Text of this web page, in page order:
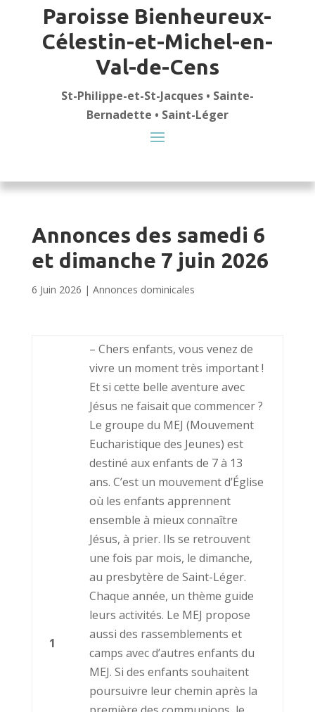
Paroisse Bienheureux-
Célestin-et-Michel-en-
Val-de-Cens
St-Philippe-et-St-Jacques • Sainte-
Bernadette • Saint-Léger
Annonces des samedi 6
et dimanche 7 juin 2026
6 Juin 2026 | Annonces dominicales
1
– Chers enfants, vous venez de
vivre un moment très important !
Et si cette belle aventure avec
Jésus ne faisait que commencer ?
Le groupe du MEJ (Mouvement
Eucharistique des Jeunes) est
destiné aux enfants de 7 à 13
ans. C’est un mouvement d’Église
où les enfants apprennent
ensemble à mieux connaître
Jésus, à prier. Ils se retrouvent
une fois par mois, le dimanche,
au presbytère de Saint-Léger.
Chaque année, un thème guide
leurs activités. Le MEJ propose
aussi des rassemblements et
camps avec d’autres enfants du
MEJ. Si des enfants souhaitent
poursuivre leur chemin après la